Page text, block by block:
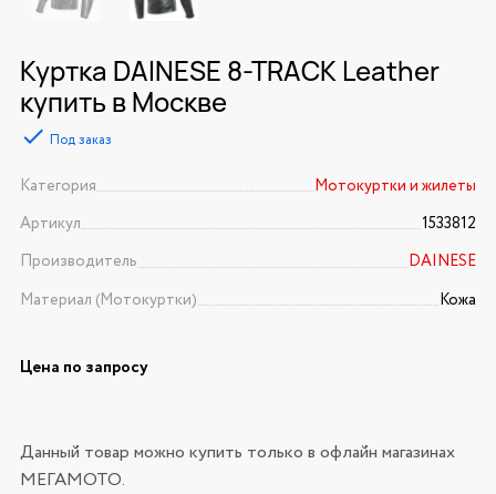
Куртка DAINESE 8-TRACK Leather
купить в Москве
Под заказ
Категория
Мотокуртки и жилеты
Артикул
1533812
Производитель
DAINESE
Материал (Мотокуртки)
Кожа
Цена по запросу
Данный товар можно купить только в офлайн магазинах
МЕГАМОТО.